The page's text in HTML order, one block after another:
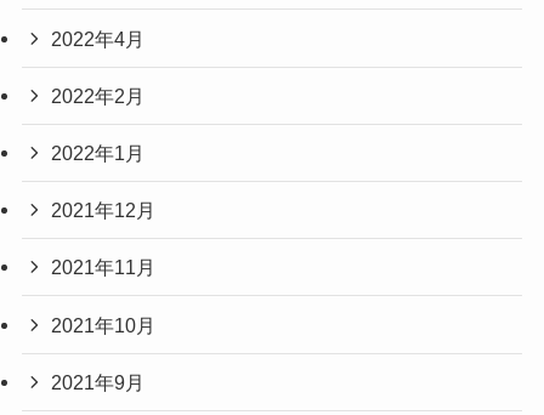
2022年4月
2022年2月
2022年1月
2021年12月
2021年11月
2021年10月
2021年9月